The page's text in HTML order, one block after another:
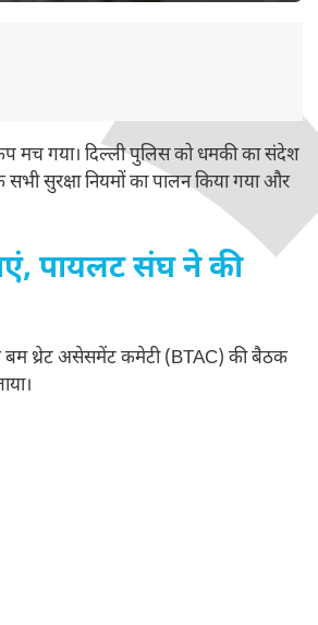
मच गया। दिल्ली पुलिस को धमकी का संदेश
सुरक्षा नियमों का पालन किया गया और
पायलट संघ ने की
बम थ्रेट असेसमेंट कमेटी (BTAC) की बैठक